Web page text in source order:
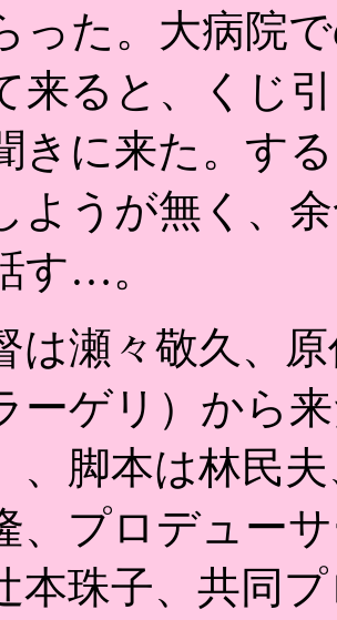
った。大病院
来ると、くじ
きに来た。す
ようが無く、
す…。
は瀬々敬久、
ーゲリ）から
、脚本は林民
、プロデュー
本珠子、共同